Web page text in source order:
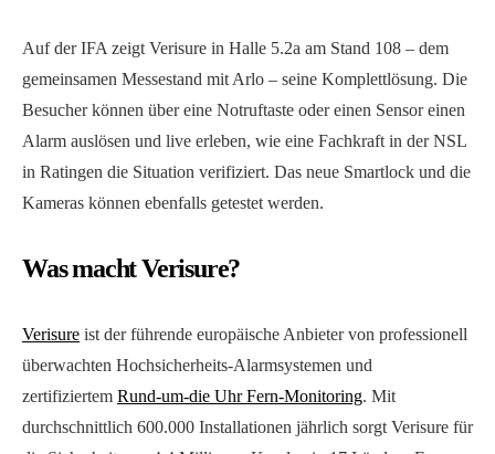
Auf der IFA zeigt Verisure in Halle 5.2a am Stand 108 – dem
gemeinsamen Messestand mit Arlo – seine Komplettlösung. Die
Besucher können über eine Notruftaste oder einen Sensor einen
Alarm auslösen und live erleben, wie eine Fachkraft in der NSL
in Ratingen die Situation verifiziert. Das neue Smartlock und die
Kameras können ebenfalls getestet werden.
Was macht Verisure?
Verisure ist der führende europäische Anbieter von professionell
überwachten Hochsicherheits-Alarmsystemen und
zertifiziertem Rund-um-die Uhr Fern-Monitoring. Mit
durchschnittlich 600.000 Installationen jährlich sorgt Verisure für